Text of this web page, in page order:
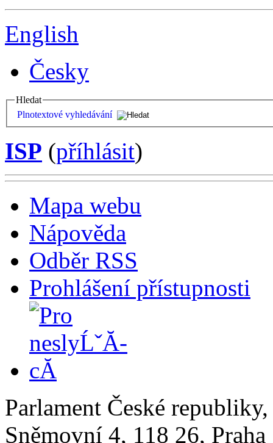
English
Česky
Hledat
Plnotextové vyhledávání
ISP (příhlásit)
Mapa webu
Nápověda
Odběr RSS
Prohlášení přístupnosti
Parlament České
Sněmovní 4, 118 26,